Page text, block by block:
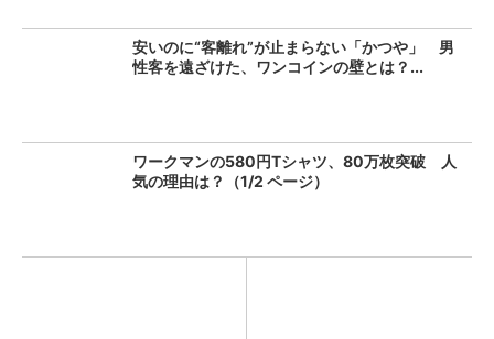
安いのに“客離れ”が止まらない「かつや」 男
性客を遠ざけた、ワンコインの壁とは？...
ワークマンの580円Tシャツ、80万枚突破 人
気の理由は？（1/2 ページ）